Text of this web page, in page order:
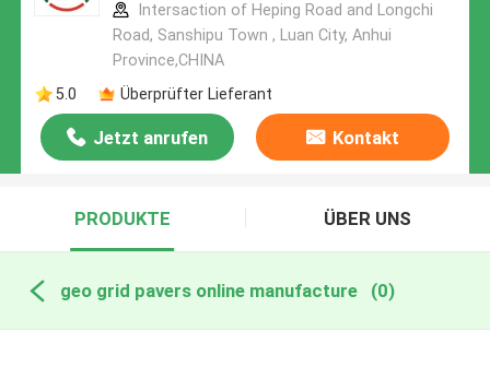
Intersaction of Heping Road and Longchi
Road, Sanshipu Town , Luan City, Anhui
Province,CHINA
5.0
Überprüfter Lieferant
Jetzt anrufen Kontakt
PRODUKTE ÜBER UNS
geo grid pavers online manufacture (0)